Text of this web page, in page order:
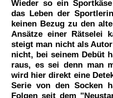
Wieder so ein
das Leben der
keinen Bezug zu den
Ansätze einer Rätselei
steigt man nicht als
nicht, bei seinem Debüt
raus, es sei denn man
wird hier direkt eine
Serie von den Socken
Folgen seit dem